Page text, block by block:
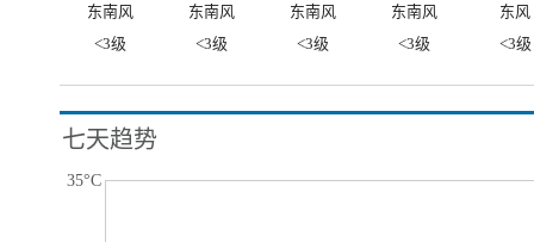
东南风 东南风 东南风 东南风
东风
<3级
<3级 <3级 <3级 <3级
七天趋势
35°C